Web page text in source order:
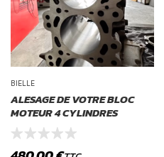
BIELLE
ALESAGE DE VOTRE BLOC
MOTEUR 4 CYLINDRES